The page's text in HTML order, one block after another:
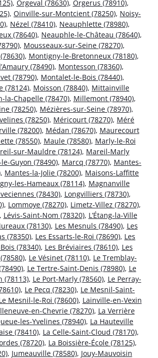
, Orgeval (78630), Orgerus (78910),
, Oinville-sur-Montcient (78250), Noisy-
, Nézel (78410), Neauphlette (78980),
(78640), Neauphle-le-Château (78640),
, Mousseaux-sur-Seine (78270),
, Montigny-le-Bretonneux (78180),
(78490), Montesson (78360),
(78790), Montalet-le-Bois (78440),
(78124), Moisson (78840), Mittainville
la-Chapelle (78470), Millemont (78940),
(78250), Mézières-sur-Seine (78970),
(78250), Méricourt (78270), Méré
(78200), Médan (78670), Maurecourt
(78550), Maule (78580), Marly-le-Roi
sur-Mauldre (78124), Mareil-Marly
Guyon (78490), Marcq (78770), Mantes-
, Mantes-la-Jolie (78200), Maisons-Laffitte
les-Hameaux (78114), Magnanville
(78430), Longvilliers (78730),
, Lommoye (78270), Limetz-Villez (78270),
Lévis-Saint-Nom (78320), L’Étang-la-Ville
(78130), Les Mesnuls (78490), Les
(78350), Les Essarts-le-Roi (78690), Les
(78340), Les Bréviaires (78610), Les
, Le Vésinet (78110), Le Tremblay-
, Le Tertre-Saint-Denis (78980), Le
(78113), Le Port-Marly (78560), Le Perray-
, Le Pecq (78230), Le Mesnil-Saint-
Mesnil-le-Roi (78600), Lainville-en-Vexin
en-Chevrie (78270), La Verrière
les-Yvelines (78940), La Hauteville
(78410), La Celle-Saint-Cloud (78170),
(78720), La Boissière-École (78125),
, Jumeauville (78580), Jouy-Mauvoisin